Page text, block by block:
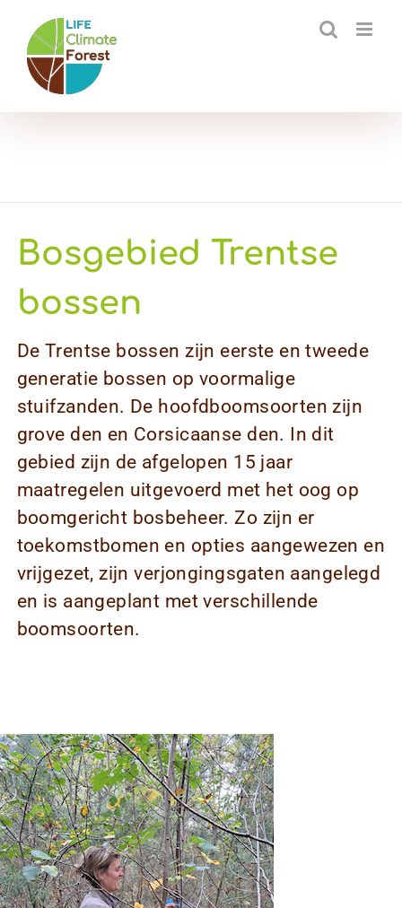
naar
inhoud
Bosgebied Trentse
bossen
De Trentse bossen zijn eerste en tweede
generatie bossen op voormalige
stuifzanden. De hoofdboomsoorten zijn
grove den en Corsicaanse den. In dit
gebied zijn de afgelopen 15 jaar
maatregelen uitgevoerd met het oog op
boomgericht bosbeheer. Zo zijn er
toekomstbomen en opties aangewezen en
vrijgezet, zijn verjongingsgaten aangelegd
en is aangeplant met verschillende
boomsoorten.